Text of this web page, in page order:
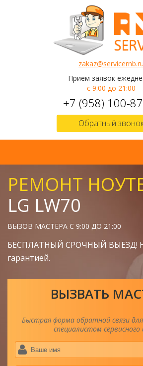
zakaz@servicernb.ru
Приём заявок
с 9:00 до 21:00
+7 (958) 100-
Обратный
РЕМОНТ
LG LW70
ВЫЗОВ МАСТЕРА С 9:00 ДО 21:00
БЕСПЛАТНЫЙ СРОЧНЫЙ ВЫЕЗД!
гарантией.
ВЫЗВАТЬ
Быстрая форма обратной связи
специалистом